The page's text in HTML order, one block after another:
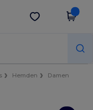
App holen
Hemden
Damen